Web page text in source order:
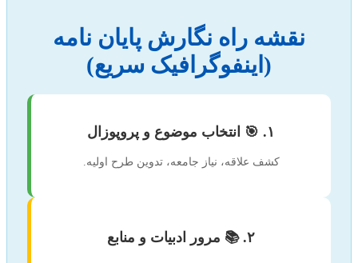
نقشه راه نگارش پایان نامه
(اینفوگرافیک سریع)
۱. 🎯 انتخاب موضوع و پروپوزال
کشف علاقه، نیاز جامعه، تدوین طرح اولیه.
۲. 📚 مرور ادبیات و منابع